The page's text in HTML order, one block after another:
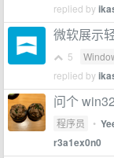
replied by
微软展示
5
replied by
问个
程序员 •
r3a1ex0n0